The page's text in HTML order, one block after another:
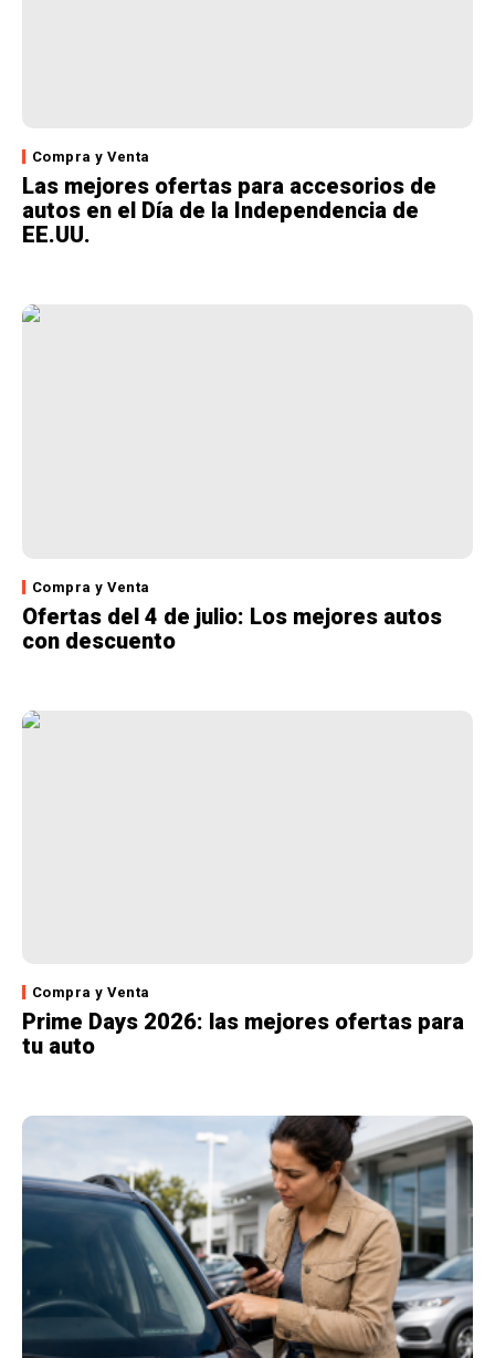
Compra y Venta
Las mejores ofertas para accesorios de
autos en el Día de la Independencia de
EE.UU.
Compra y Venta
Ofertas del 4 de julio: Los mejores autos
con descuento
Compra y Venta
Prime Days 2026: las mejores ofertas para
tu auto